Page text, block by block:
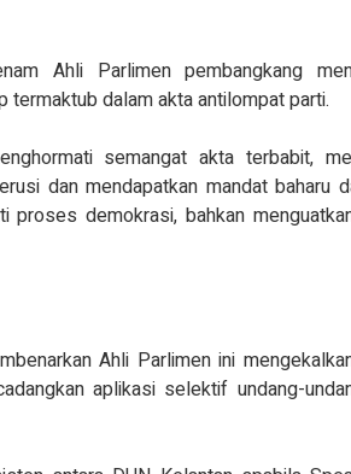
Ahli Parlimen pembangkang
dalam akta antilompat parti.
semangat akta terbabit,
dan mendapatkan mandat baharu
proses demokrasi, bahkan
Ahli Parlimen ini
aplikasi selektif undang-